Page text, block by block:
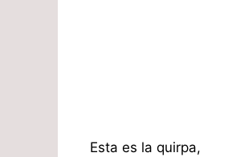
Esta es la quirpa,